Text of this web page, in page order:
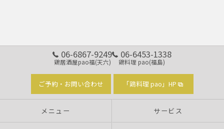
06-6867-9249
鶏居酒屋pao福(天六)
06-6453-1338
鶏料理 pao(福島)
ご予約・お問い合わせ 「鶏料理 pao」HP
メニュー サービス